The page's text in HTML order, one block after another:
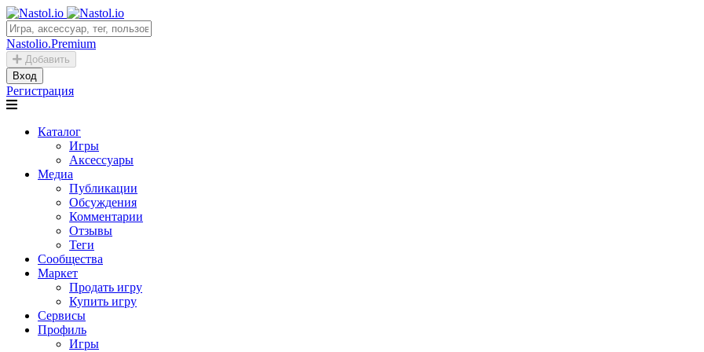
Nastolio.Premium
Добавить
Вход
Регистрация
Каталог
Игры
Аксессуары
Медиа
Публикации
Обсуждения
Комментарии
Отзывы
Теги
Сообщества
Маркет
Продать игру
Купить игру
Сервисы
Профиль
Игры